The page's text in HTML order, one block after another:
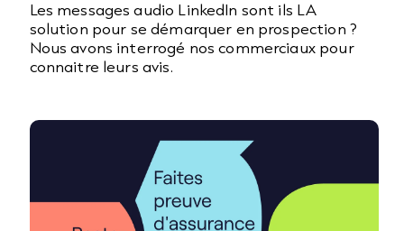
Les messages audio LinkedIn sont ils LA
solution pour se démarquer en prospection ?
Nous avons interrogé nos commerciaux pour
connaitre leurs avis.